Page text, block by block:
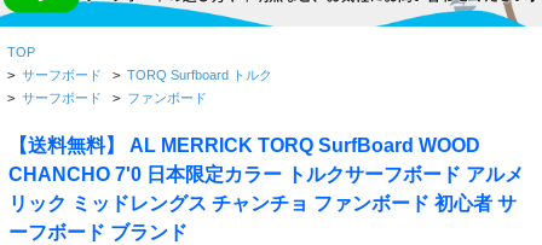
TOP
> サーフボード > TORQ Surfboard トルク
> サーフボード > ファンボード
【送料無料】 AL MERRICK TORQ SurfBoard WOOD
CHANCHO 7'0 日本限定カラー トルクサーフボード アルメ
リック ミッドレングス チャンチョ ファンボード 初心者 サ
ーフボード ブランド